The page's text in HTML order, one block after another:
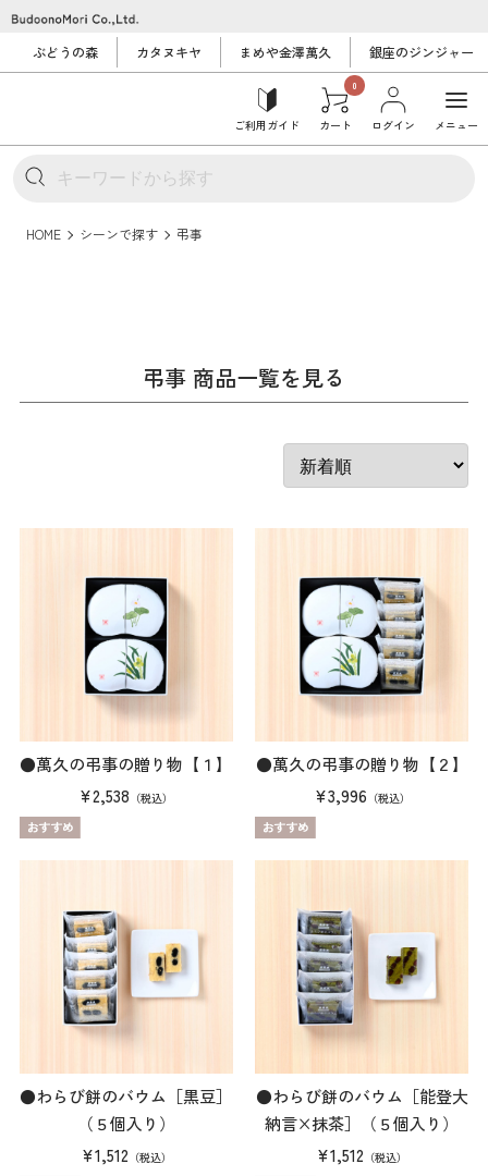
ぶどうの森 カタヌキヤ まめや金澤萬久 銀座のジンジャー
ご利用ガイド
0
カート ログイン メニュー
HOME シーンで探す 弔事
弔事 商品一覧を見る
●萬久の弔事の贈り物【１】
¥2,538 （税込）
●萬久の弔事の贈り物【２】
¥3,996 （税込）
●わらび餅のバウム［黒豆］
（５個入り）
¥1,512 （税込）
●わらび餅のバウム［能登大
納言×抹茶］（５個入り）
¥1,512 （税込）